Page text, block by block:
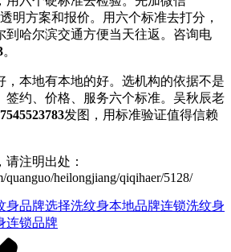
透明方案和报价。用六个标准去打分，
到哈尔滨交通方便当天往返。咨询电
。
，本地有本地的好。选机构的依据不是
签约、价格、服务六个标准。吴秋辰老
发图，用标准验证值得信赖
注明出处：
heilongjiang/qiqihaer/5128/
身品牌选择洗纹身本地品牌连锁洗纹身
连锁品牌